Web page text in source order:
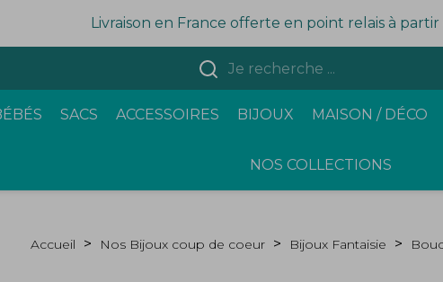
Livraison en France offerte en point relais à
SACS ACCESSOIRES BIJOUX MAISON / DÉCO
NOS COLLECTIONS
Accueil Nos Bijoux coup de coeur Bijoux Fantaisie